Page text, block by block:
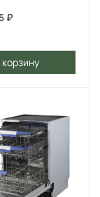
₽
корзину